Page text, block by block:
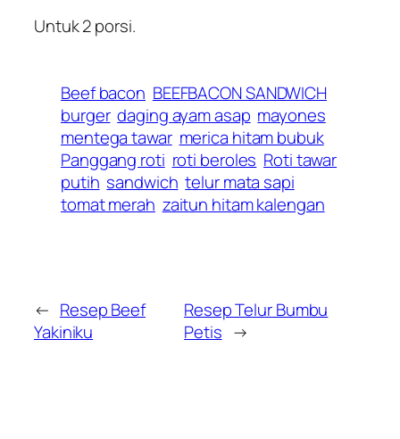
Untuk 2 porsi.
Beef bacon BEEFBACON SANDWICH
burger daging ayam asap mayones
mentega tawar merica hitam bubuk
Panggang roti roti beroles Roti tawar
putih sandwich telur mata sapi
tomat merah zaitun hitam kalengan
← Resep Beef
Yakiniku
Resep Telur Bumbu
Petis →